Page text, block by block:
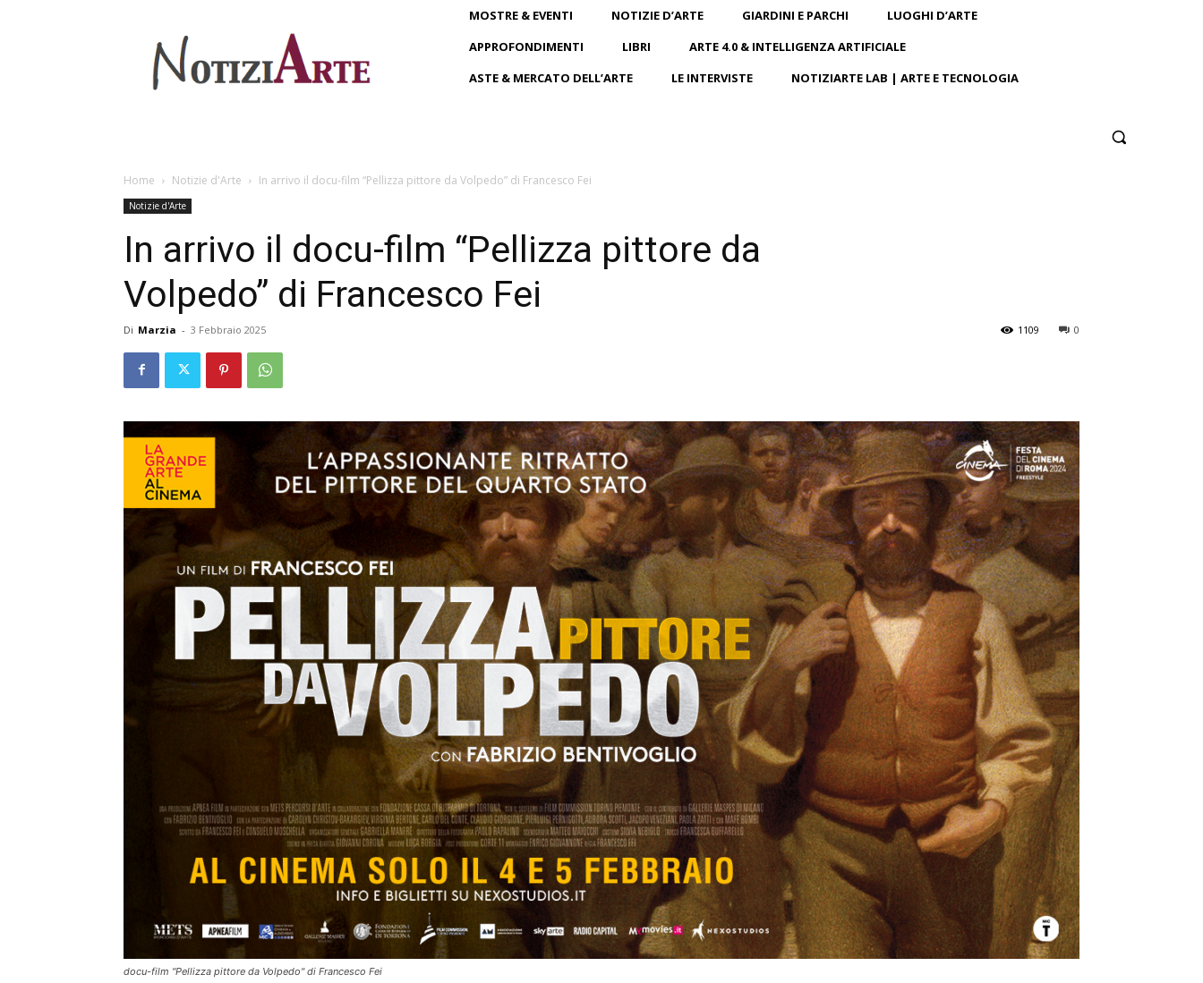
MOSTRE & EVENTI NOTIZIE D’ARTE GIARDINI E PARCHI
LUOGHI D’ARTE
APPROFONDIMENTI
LIBRI
ARTE 4.0 & INTELLIGENZA ARTIFICIALE
ASTE & MERCATO DELL’ARTE
LE INTERVISTE NOTIZIARTE LAB | ARTE E TECNOLOGIA
Home Notizie d'Arte In arrivo il docu-film “Pellizza pittore da Volpedo” di Francesco Fei
Notizie d'Arte
In arrivo il docu-film “Pellizza pittore da
Volpedo” di Francesco Fei
Di Marzia - 3 Febbraio 2025 0
1109
docu-film "Pellizza pittore da Volpedo" di Francesco Fei